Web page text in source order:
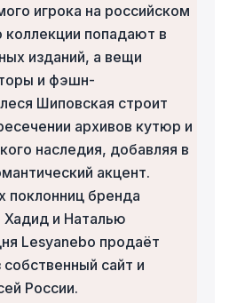
игрока на российском
попадают в
изданий, а вещи
и фэшн-
Шиповская строит
архивов кутюр и
наследия, добавляя в
акцент.
поклонниц бренда
Хадид и Наталью
Lesyanebo продаёт
сайт и
России.